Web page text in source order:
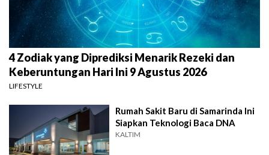
4 Zodiak yang Diprediksi Menarik Rezeki dan
Keberuntungan Hari Ini 9 Agustus 2026
LIFESTYLE
Rumah Sakit Baru di Samarinda Ini
Siapkan Teknologi Baca DNA
KALTIM